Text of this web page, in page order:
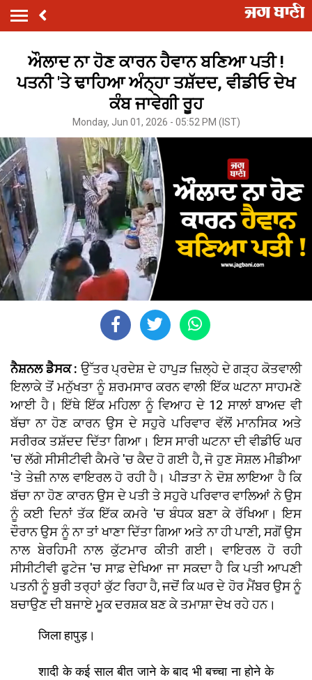
ਔਲਾਦ ਨਾ ਹੋਣ ਕਾਰਨ ਹੈਵਾਨ ਬਣਿਆ ਪਤੀ !
ਪਤਨੀ 'ਤੇ ਢਾਹਿਆ ਅੰਨ੍ਹਾ ਤਸ਼ੱਦਦ, ਵੀਡੀਓ ਦੇਖ
ਕੰਬ ਜਾਵੇਗੀ ਰੂਹ
Monday, Jun 01, 2026 - 05:52 PM (IST)
ਨੈਸ਼ਨਲ ਡੈਸਕ : ਉੱਤਰ ਪ੍ਰਦੇਸ਼ ਦੇ ਹਾਪੁੜ ਜ਼ਿਲ੍ਹੇ ਦੇ ਗੜ੍ਹ ਕੋਤਵਾਲੀ
ਇਲਾਕੇ ਤੋਂ ਮਨੁੱਖਤਾ ਨੂੰ ਸ਼ਰਮਸਾਰ ਕਰਨ ਵਾਲੀ ਇੱਕ ਘਟਨਾ ਸਾਹਮਣੇ
ਆਈ ਹੈ। ਇੱਥੇ ਇੱਕ ਮਹਿਲਾ ਨੂੰ ਵਿਆਹ ਦੇ 12 ਸਾਲਾਂ ਬਾਅਦ ਵੀ
ਬੱਚਾ ਨਾ ਹੋਣ ਕਾਰਨ ਉਸ ਦੇ ਸਹੁਰੇ ਪਰਿਵਾਰ ਵੱਲੋਂ ਮਾਨਸਿਕ ਅਤੇ
ਸਰੀਰਕ ਤਸ਼ੱਦਦ ਦਿੱਤਾ ਗਿਆ। ਇਸ ਸਾਰੀ ਘਟਨਾ ਦੀ ਵੀਡੀਓ ਘਰ
'ਚ ਲੱਗੇ ਸੀਸੀਟੀਵੀ ਕੈਮਰੇ 'ਚ ਕੈਦ ਹੋ ਗਈ ਹੈ, ਜੋ ਹੁਣ ਸੋਸ਼ਲ ਮੀਡੀਆ
'ਤੇ ਤੇਜ਼ੀ ਨਾਲ ਵਾਇਰਲ ਹੋ ਰਹੀ ਹੈ। ਪੀੜਤਾ ਨੇ ਦੋਸ਼ ਲਾਇਆ ਹੈ ਕਿ
ਬੱਚਾ ਨਾ ਹੋਣ ਕਾਰਨ ਉਸ ਦੇ ਪਤੀ ਤੇ ਸਹੁਰੇ ਪਰਿਵਾਰ ਵਾਲਿਆਂ ਨੇ ਉਸ
ਨੂੰ ਕਈ ਦਿਨਾਂ ਤੱਕ ਇੱਕ ਕਮਰੇ 'ਚ ਬੰਧਕ ਬਣਾ ਕੇ ਰੱਖਿਆ। ਇਸ
ਦੌਰਾਨ ਉਸ ਨੂੰ ਨਾ ਤਾਂ ਖਾਣਾ ਦਿੱਤਾ ਗਿਆ ਅਤੇ ਨਾ ਹੀ ਪਾਣੀ, ਸਗੋਂ ਉਸ
ਨਾਲ ਬੇਰਹਿਮੀ ਨਾਲ ਕੁੱਟਮਾਰ ਕੀਤੀ ਗਈ। ਵਾਇਰਲ ਹੋ ਰਹੀ
ਸੀਸੀਟੀਵੀ ਫੁਟੇਜ 'ਚ ਸਾਫ਼ ਦੇਖਿਆ ਜਾ ਸਕਦਾ ਹੈ ਕਿ ਪਤੀ ਆਪਣੀ
ਪਤਨੀ ਨੂੰ ਬੁਰੀ ਤਰ੍ਹਾਂ ਕੁੱਟ ਰਿਹਾ ਹੈ, ਜਦੋਂ ਕਿ ਘਰ ਦੇ ਹੋਰ ਮੈਂਬਰ ਉਸ ਨੂੰ
ਬਚਾਉਣ ਦੀ ਬਜਾਏ ਮੂਕ ਦਰਸ਼ਕ ਬਣ ਕੇ ਤਮਾਸ਼ਾ ਦੇਖ ਰਹੇ ਹਨ।
जिला हापुड़।
शादी के कई साल बीत जाने के बाद भी बच्चा ना होने के